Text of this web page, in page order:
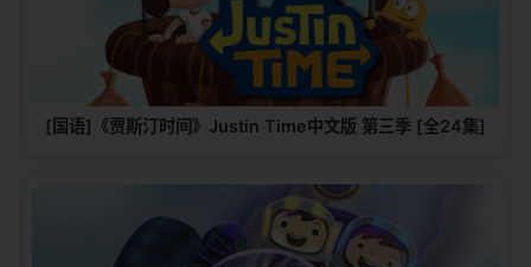
[国语]《贾斯汀时间》Justin Time中文版 第三季 [全24集]